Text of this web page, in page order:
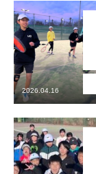
2026.04.16